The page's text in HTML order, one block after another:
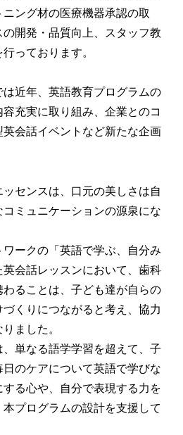
ング材の医療機器承認の取
開発・品質向上、スタッフ教
っております。
近年、英語教育プログラムの
充実に取り組み、企業とのコ
会話イベントなど新たな企画
センスは、口元の美しさは自
ミュニケーションの源泉にな
ークの「英語で学ぶ、自分み
会話レッスンにおいて、歯科
ることは、子ども達が自らの
くりにつながると考え、協力
ました。
単なる語学学習を超えて、子
のケアについて英語で学びな
る心や、自分で表現する力を
プログラムの設計を支援して